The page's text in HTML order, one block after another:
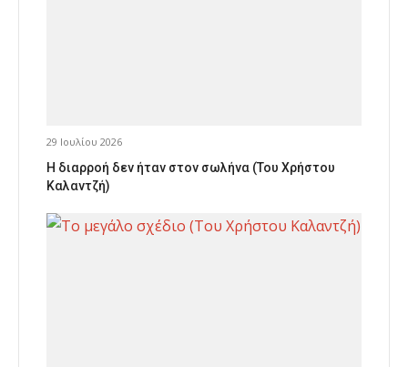
29 Ιουλίου 2026
Η διαρροή δεν ήταν στον σωλήνα (Του Χρήστου
Καλαντζή)